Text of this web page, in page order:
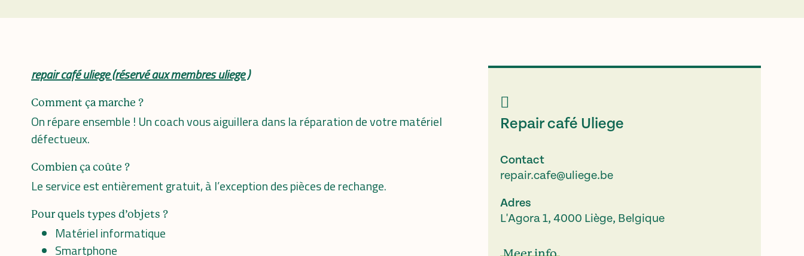
repair café uliege (réservé aux membres uliege )
Comment ça marche ?
On répare ensemble ! Un coach vous aiguillera dans la réparation de votre matériel
défectueux.
Combien ça coûte ?
Le service est entièrement gratuit, à l’exception des pièces de rechange.
Pour quels types d’objets ?
Matériel informatique
Smartphone
Repair café Uliege
Contact
repair.cafe@uliege.be
Adres
L'Agora 1, 4000 Liège, Belgique